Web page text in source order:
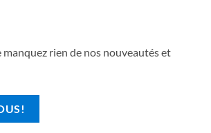
manquez rien de nos nouveautés et